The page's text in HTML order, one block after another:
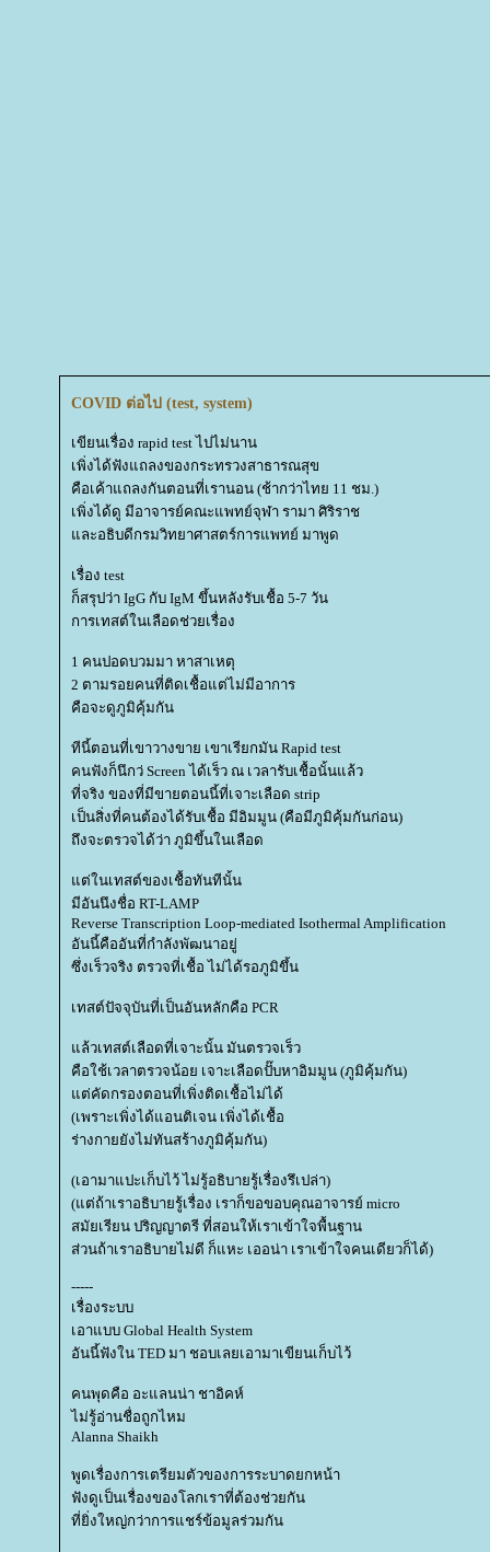
COVID ต่อไป (test, system)
เขียนเรื่อง rapid test ไปไม่นาน
เพิ่งได้ฟังแถลงของกระทรวงสาธารณสุข
คือเค้าแถลงกันตอนที่เรานอน (ช้ากว่าไทย 11 ชม.)
เพิ่งได้ดู มีอาจารย์คณะแพทย์จุฬา รามา ศิริราช
ละอธิบดีกรมวิทยาศาสตร์การแพทย์ มาพูด
เรื่อง test
ก็สรุปว่า IgG กับ IgM ขึ้นหลังรับเชื้อ 5-7 วัน
การเทสต์ในเลือดช่วยเรื่อง
1 คนปอดบวมมา หาสาเหตุ
2 ตามรอยคนที่ติดเชื้อแต่ไม่มีอาการ
คือจะดูภูมิคุ้มกัน
ทีนี้ตอนที่เขาวางขาย เขาเรียกมัน Rapid test
คนฟังก็นึกว่ Screen ได้เร็ว ณ เวลารับเชื้อนั้นแล้ว
ที่จริง ของที่มีขายตอนนี้ที่เจาะเลือด strip
เป็นสิ่งที่คนต้องได้รับเชื้อ มีอิมมูน (คือมีภูมิคุ้มกันก่อน)
ถึงจะตรวจได้ว่า ภูมิขึ้นในเลือด
ต่ในเทสต์ของเชื้อทันทีนั้น
มีอันนึงชื่อ RT-LAMP
Reverse Transcription Loop-mediated Isothermal Amplification
อันนี้คืออันที่กำลังพัฒนาอยู่
ซึ่งเร็วจริง ตรวจที่เชื้อ ไม่ได้รอภูมิขึ้น
เทสต์ปัจจุบันที่เป็นอันหลักคือ PCR
ล้วเทสต์เลือดที่เจาะนั้น มันตรวจเร็ว
คือใช้เวลาตรวจน้อย เจาะเลือดปั๊บหาอิมมูน (ภูมิคุ้มกัน)
ต่คัดกรองตอนที่เพิ่งติดเชื้อไม่ได้
(เพราะเพิ่งได้แอนติเจน เพิ่งได้เชื้อ
ร่างกายยังไม่ทันสร้างภูมิคุ้มกัน)
(เอามาแปะเก็บไว้ ไม่รู้อธิบายรู้เรื่องรึเปล่า)
(แต่ถ้าเราอธิบายรู้เรื่อง เราก็ขอขอบคุณอาจารย์ micro
สมัยเรียน ปริญญาตรี ที่สอนให้เราเข้าใจพื้นฐาน
ส่วนถ้าเราอธิบายไม่ดี ก็แหะ เออน่า เราเข้าใจคนเดียวก็ได้)
-----
เรื่องระบบ
เอาแบบ Global Health System
อันนี้ฟังใน TED มา ชอบเลยเอามาเขียนเก็บไว้
คนพุดคือ อะแลนน่า ชาอิคห์
ไม่รู้อ่านชื่อถูกไหม
Alanna Shaikh
พูดเรื่องการเตรียมตัวของการระบาดยกหน้า
ฟังดูเป็นเรื่องของโลกเราที่ต้องช่วยกัน
ที่ยิ่งใหญ่กว่าการแชร์ข้อมูลร่วมกัน